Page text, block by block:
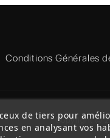
Conditions Générales
Copyright ©
de tiers pour
en analysant vos